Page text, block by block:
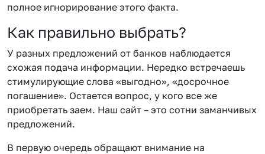
полное игнорирование этого факта.
Как правильно выбрать?
У разных предложений от банков наблюдается
схожая подача информации. Нередко встречаешь
стимулирующие слова «выгодно», «досрочное
погашение». Остается вопрос, у кого все же
приобретать заем. Наш сайт – это сотни заманчивых
предложений.
В первую очередь обращают внимание на